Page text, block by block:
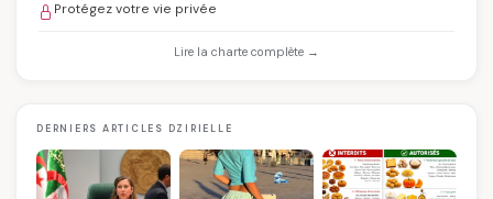
Protégez votre vie privée
Lire la charte complète →
DERNIERS ARTICLES DZIRIELLE